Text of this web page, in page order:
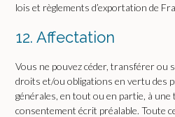
lois et règlements d’exportation de
12. Affectation
Vous ne pouvez céder, transférer ou
droits et/ou obligations en vertu des
générales, en tout ou en partie, à
consentement écrit préalable. Toute